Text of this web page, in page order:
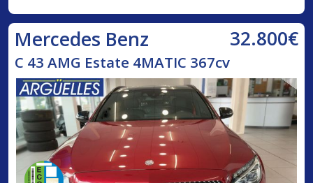
Mercedes Benz 32.800€
C 43 AMG Estate 4MATIC 367cv